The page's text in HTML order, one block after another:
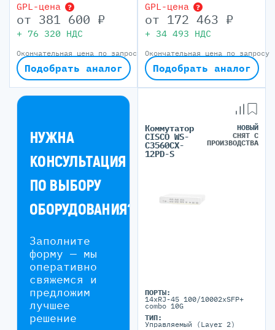
GPL-цена ?
от 381 600 ₽
+ 76 320 НДС
Окончательная цена по запросу
Подобрать аналог
GPL-цена ?
от 172 463 ₽
+ 34 493 НДС
Окончательная цена по запросу
Подобрать аналог
НУЖНА
КОНСУЛЬТАЦИЯ
ПО ВЫБОРУ
ОБОРУДОВАНИЯ?
Заполните
форму — мы
оперативно
свяжемся и
предложим
лучшее
решение
Коммутатор
CISCO WS-
C3560CX-
12PD-S
НОВЫЙ
СНЯТ С
ПРОИЗВОДСТВА
ПОРТЫ:
14xRJ-45 100/10002xSFP+
combo 10G
ТИП:
Управляемый (Layer 2)